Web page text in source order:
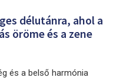
délutánra, ahol a
öröme és a zene
és a belső harmónia